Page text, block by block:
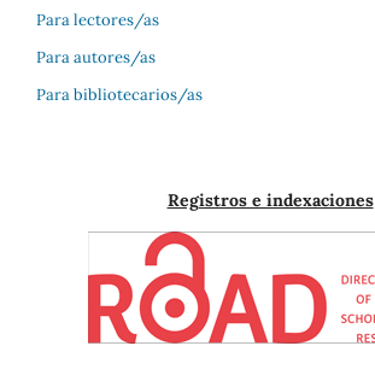
Para lectores/as
Para autores/as
Para bibliotecarios/as
Registros e indexaciones